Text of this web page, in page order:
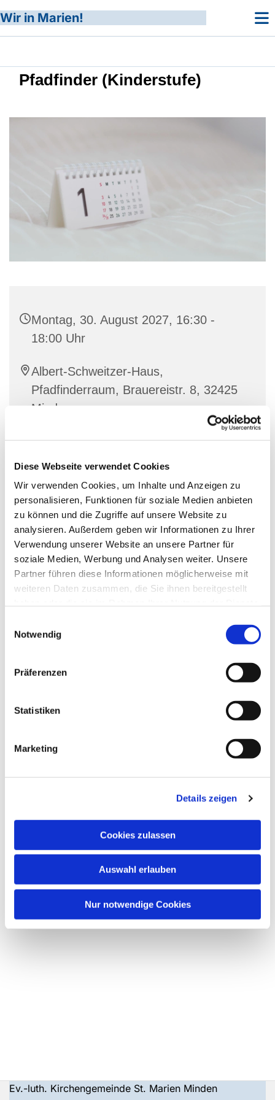
Diese Webseite verwendet Cookies
Wir verwenden Cookies, um Inhalte und Anzeigen zu
personalisieren, Funktionen für soziale Medien anbieten
zu können und die Zugriffe auf unsere Website zu
analysieren. Außerdem geben wir Informationen zu Ihrer
Verwendung unserer Website an unsere Partner für
soziale Medien, Werbung und Analysen weiter. Unsere
Partner führen diese Informationen möglicherweise mit
weiteren Daten zusammen, die Sie ihnen bereitgestellt
Notwendig
Präferenzen
Statistiken
Marketing
Details zeigen
Cookies zulassen
Auswahl erlauben
Nur notwendige Cookies
Wir in Marien!
Pfadfinder (Kinderstufe)
Montag, 30. August 2027, 16:30 -
18:00 Uhr
Albert-Schweitzer-Haus,
Pfadfinderraum, Brauereistr. 8, 32425
Minden
Dies könnte Sie auch
Ev.-luth. Kirchengemeinde St. Marien Minden